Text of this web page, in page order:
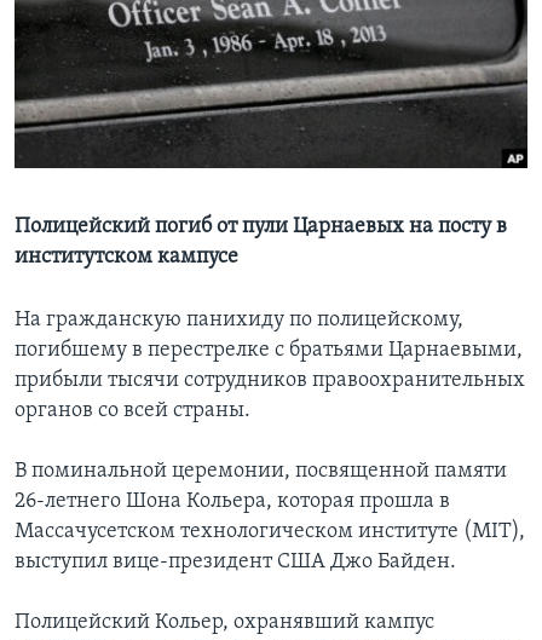
Learning English
СОЦИАЛЬНЫЕ СЕТИ
Языки
Полицейский погиб от пули Царнаевых на посту в
институтском кампусе
На гражданскую панихиду по полицейскому,
погибшему в перестрелке с братьями Царнаевыми,
прибыли тысячи сотрудников правоохранительных
органов со всей страны.
В поминальной церемонии, посвященной памяти
26-летнего Шона Кольера, которая прошла в
Массачусетском технологическом институте (MIT),
выступил вице-президент США Джо Байден.
Полицейский Кольер, охранявший кампус